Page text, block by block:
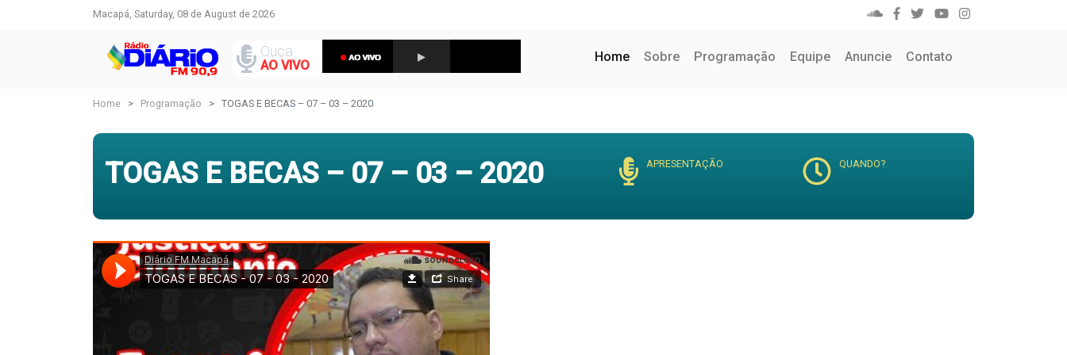
Macapá, Saturday, 08 de August de 2026
Ouça
AO VIVO
Home(current)
Sobre Programação Equipe Anuncie Contato
Home Programação TOGAS E BECAS – 07 – 03 – 2020
TOGAS E BECAS – 07 – 03 – 2020 APRESENTAÇÃO QUANDO?